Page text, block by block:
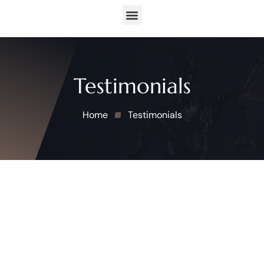
Testimonials
Home Testimonials